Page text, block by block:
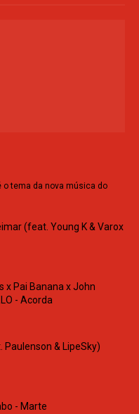
o tema da nova música do
(feat. Young K & Varox
x Pai Banana x John
- Acorda
Paulenson & LipeSky)
- Marte